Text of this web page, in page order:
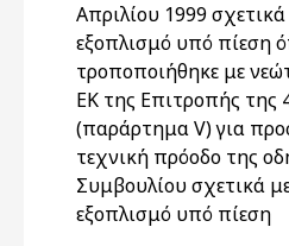
Απριλίου 1999
εξοπλισμό υπό πίεση
τροποποιήθηκε με
ΕΚ της Επιτροπής της
(παράρτημα V) για
τεχνική πρόοδο της
Συμβουλίου σχετικά
εξοπλισμό υπό πίεση